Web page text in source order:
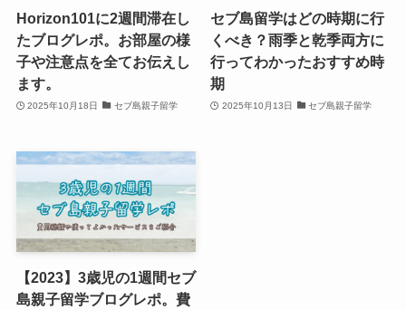
Horizon101に2週間滞在し
たブログレポ。お部屋の様
子や注意点を全てお伝えし
ます。
2025年10月18日 セブ島親子留学
セブ島留学はどの時期に行
くべき？雨季と乾季両方に
行ってわかったおすすめ時
期
2025年10月13日 セブ島親子留学
【2023】3歳児の1週間セブ
島親子留学ブログレポ。費